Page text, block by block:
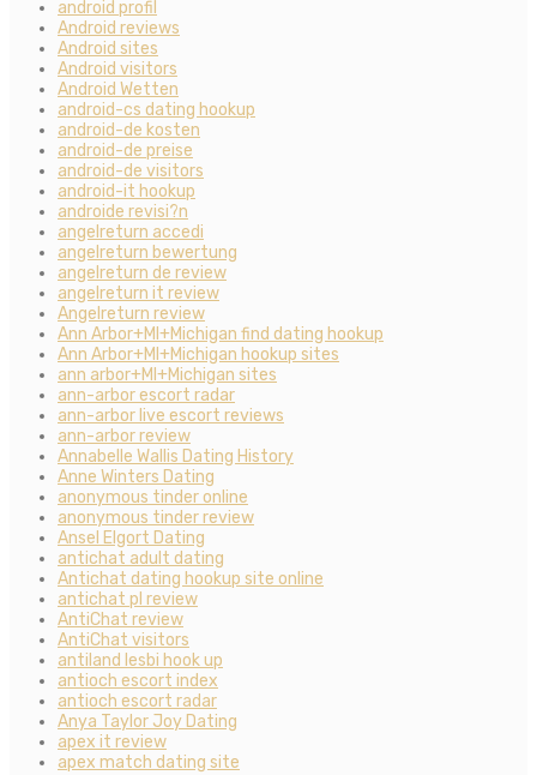
android profil
Android reviews
Android sites
Android visitors
Android Wetten
android-cs dating hookup
android-de kosten
android-de preise
android-de visitors
android-it hookup
androide revisi?n
angelreturn accedi
angelreturn bewertung
angelreturn de review
angelreturn it review
Angelreturn review
Ann Arbor+MI+Michigan find dating hookup
Ann Arbor+MI+Michigan hookup sites
ann arbor+MI+Michigan sites
ann-arbor escort radar
ann-arbor live escort reviews
ann-arbor review
Annabelle Wallis Dating History
Anne Winters Dating
anonymous tinder online
anonymous tinder review
Ansel Elgort Dating
antichat adult dating
Antichat dating hookup site online
antichat pl review
AntiChat review
AntiChat visitors
antiland lesbi hook up
antioch escort index
antioch escort radar
Anya Taylor Joy Dating
apex it review
apex match dating site